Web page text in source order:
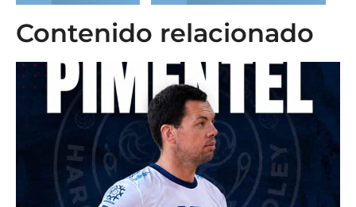
Contenido relacionado